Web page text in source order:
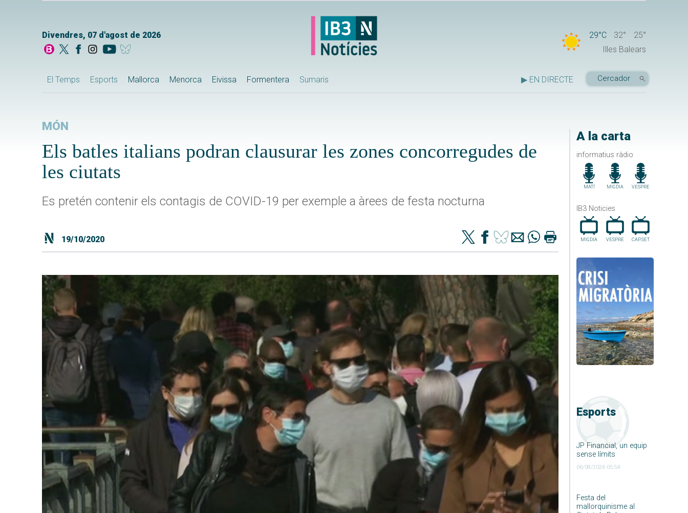
Divendres, 07 d'agost de 2026 29°C 32°
25°
Illes Balears
El Temps Esports Mallorca Menorca Eivissa Formentera Sumaris ▶ EN DIRECTE
A la carta
informatius ràdio
MATÍ MIGDIA VESPRE
IB3 Noticies
MIGDIA VESPRE CAP.SET
Esports
JP Financial, un equip
sense límits
06/08/2026 05:54
Festa del
mallorquinisme al
MÓN
Els batles italians podran clausurar les zones concorregudes de
les ciutats
Es pretén contenir els contagis de COVID-19 per exemple a àrees de festa nocturna
19/10/2020